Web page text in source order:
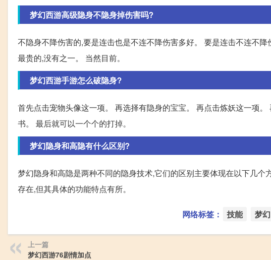
梦幻西游高级隐身不隐身掉伤害吗?
不隐身不降伤害的,要是连击也是不连不降伤害多好。 要是连击不连不
最贵的,没有之一。 当然目前。
梦幻西游手游怎么破隐身?
首先点击宠物头像这一项。 再选择有隐身的宝宝。 再点击炼妖这一项
书。 最后就可以一个个的打掉。
梦幻隐身和高隐有什么区别?
梦幻隐身和高隐是两种不同的隐身技术,它们的区别主要体现在以下几
存在,但其具体的功能特点有所。
网络标签： 技能 梦幻
上一篇
梦幻西游76剧情加点